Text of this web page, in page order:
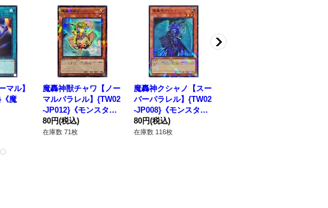
マル】
魔
魔轟神獣チャワ【ノー
マルパラレル】{TW02
-JP012}《モンスタ
ー》
80円(税込)
在庫数 71枚
魔轟神クシャノ【スー
パーパラレル】{TW02
-JP008}《モンスタ
ー》
80円(税込)
在庫数 116枚